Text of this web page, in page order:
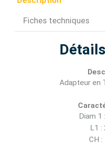
Fiches techniques
Adapteur en
Diam 1
L1 :
CH :